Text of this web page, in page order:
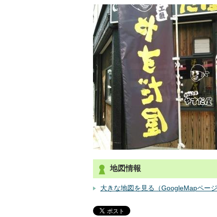
地図情報
大きな地図を見る（GoogleMapペー